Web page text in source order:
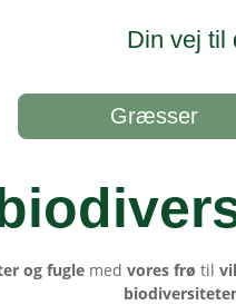
Din vej til
Græsser
og fuglemed vores frø til